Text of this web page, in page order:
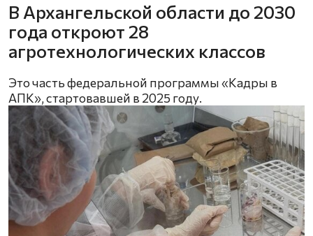
В Архангельской области до 2030
года откроют 28
агротехнологических классов
Это часть федеральной программы «Кадры в
АПК», стартовавшей в 2025 году.